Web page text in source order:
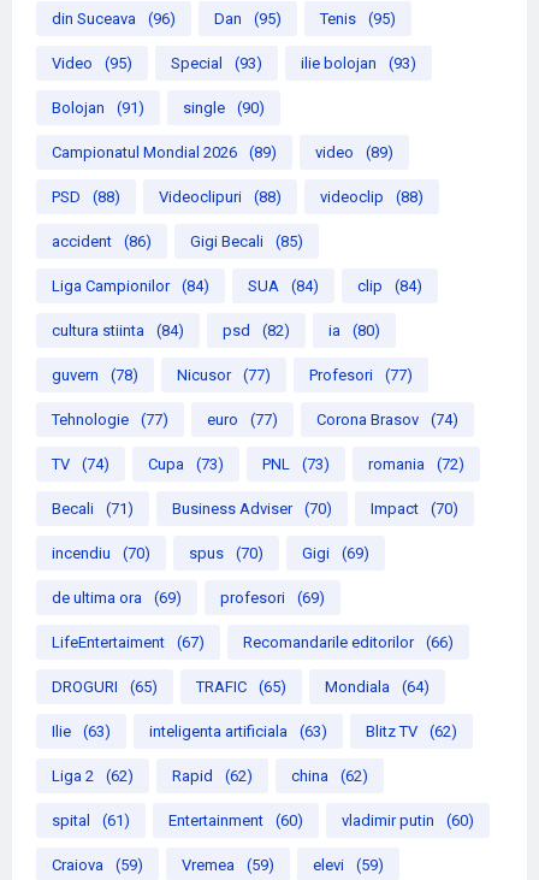
din Suceava (96) Dan (95) Tenis (95)
Video (95) Special (93) ilie bolojan (93)
Bolojan (91) single (90)
Campionatul Mondial 2026 (89) video (89)
PSD (88) Videoclipuri (88) videoclip (88)
accident (86) Gigi Becali (85)
Liga Campionilor (84) SUA (84) clip (84)
cultura stiinta (84) psd (82) ia (80)
guvern (78) Nicusor (77) Profesori (77)
Tehnologie (77) euro (77) Corona Brasov (74)
TV (74) Cupa (73) PNL (73) romania (72)
Becali (71) Business Adviser (70) Impact (70)
incendiu (70) spus (70) Gigi (69)
de ultima ora (69) profesori (69)
LifeEntertaiment (67) Recomandarile editorilor (66)
DROGURI (65) TRAFIC (65) Mondiala (64)
Ilie (63) inteligenta artificiala (63) Blitz TV (62)
Liga 2 (62) Rapid (62) china (62)
spital (61) Entertainment (60) vladimir putin (60)
Craiova (59) Vremea (59) elevi (59)